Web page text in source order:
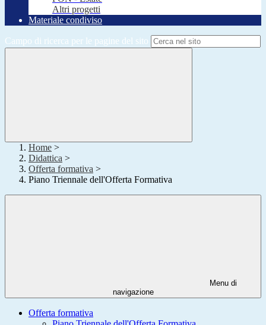
Altri progetti
Materiale condiviso
Campo di ricerca per le pagine del sito
Home >
Didattica >
Offerta formativa >
Piano Triennale dell'Offerta Formativa
Menu di
navigazione
Offerta formativa